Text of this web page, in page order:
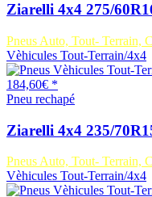
Ziarelli 4x4 275/
Pneus Auto, Tout- Terrain,
Vèhicules Tout-Terrain/4x4
184,60€ *
Pneu rechapé
Ziarelli 4x4 235/
Pneus Auto, Tout- Terrain,
Vèhicules Tout-Terrain/4x4